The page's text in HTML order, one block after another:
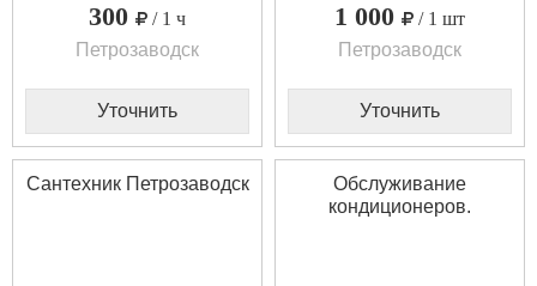
300
/ 1 ч
Петрозаводск
Уточнить
1 000
/ 1 шт
Петрозаводск
Уточнить
Сантехник Петрозаводск
Обслуживание
кондиционеров.